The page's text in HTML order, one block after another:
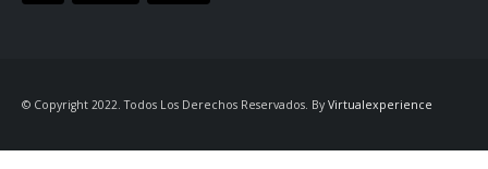
© Copyright 2022. Todos Los Derechos Reservados. By Virtualexperience